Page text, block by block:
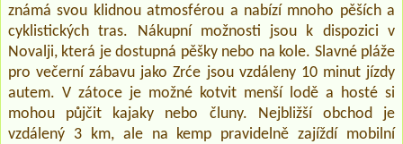
známá svou klidnou atmosférou a nabízí mnoho pěších a
cyklistických tras. Nákupní možnosti jsou k dispozici v
Novalji, která je dostupná pěšky nebo na kole. Slavné pláže
pro večerní zábavu jako Zrće jsou vzdáleny 10 minut jízdy
autem. V zátoce je možné kotvit menší lodě a hosté si
mohou půjčit kajaky nebo čluny. Nejbližší obchod je
vzdálený 3 km, ale na kemp pravidelně zajíždí mobilní